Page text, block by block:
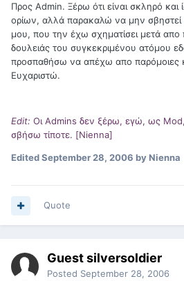
Προς Admin. Ξέρω ότι είναι σκληρό
ορίων, αλλά παρακαλώ να μην σβηστεί
μου, που την έχω σχηματίσει μετά
δουλειάς του συγκεκριμένου ατόμου
προσπαθήσω να απέχω απο παρόμοιες
Ευχαριστώ.
Edit: Οι Admins δεν ξέρω, εγώ, ως
σβήσω τίποτε. [Nienna]
EditedSeptember 28, 2006 by Nienna
Quote
Guest silversoldier
Posted September 28, 2006